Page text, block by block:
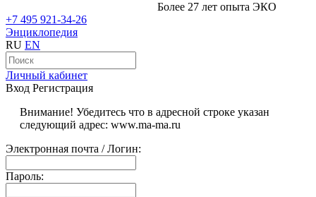
Более 27 лет опыта ЭКО
+7 495 921-34-26
Энциклопедия
RU EN
Личный кабинет
Вход Регистрация
Внимание! Убедитесь что в адресной строке указан
следующий адрес: www.ma-ma.ru
Электронная почта / Логин:
Пароль: